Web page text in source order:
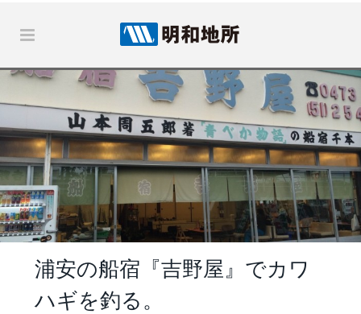
浦安の船宿『吉野屋』でカワ
ハギを釣る。